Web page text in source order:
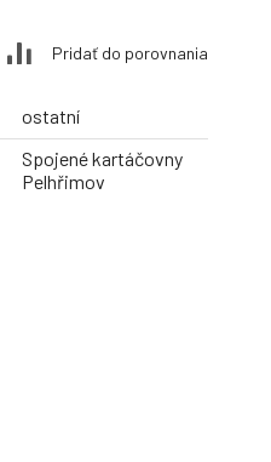
Pridať do porovnania
ostatní
Spojené kartáčovny
Pelhřimov